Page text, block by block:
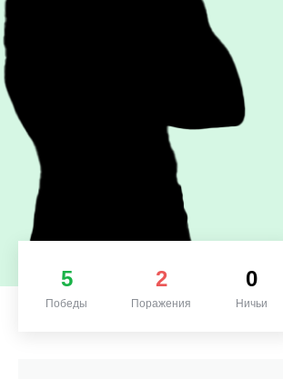
5
Победы
2
Поражения
0
Ничьи